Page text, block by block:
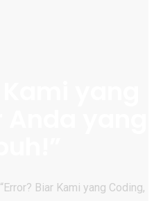
“Error? Biar Kami yang Coding,